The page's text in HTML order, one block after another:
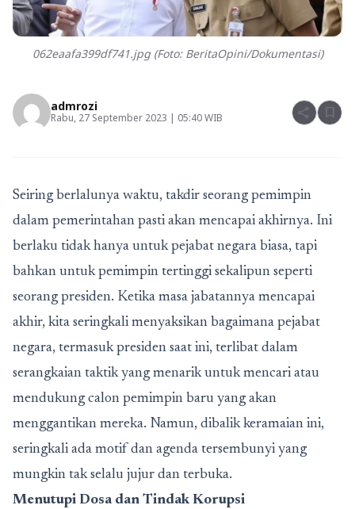
062eaafa399df741.jpg (Foto: BeritaOpini/Dokumentasi)
admrozi
Rabu, 27 September 2023 | 05:40 WIB share bookmark
Seiring berlalunya waktu, takdir seorang pemimpin
dalam pemerintahan pasti akan mencapai akhirnya. Ini
berlaku tidak hanya untuk pejabat negara biasa, tapi
bahkan untuk pemimpin tertinggi sekalipun seperti
seorang presiden. Ketika masa jabatannya mencapai
akhir, kita seringkali menyaksikan bagaimana pejabat
negara, termasuk presiden saat ini, terlibat dalam
serangkaian taktik yang menarik untuk mencari atau
mendukung calon pemimpin baru yang akan
menggantikan mereka. Namun, dibalik keramaian ini,
seringkali ada motif dan agenda tersembunyi yang
mungkin tak selalu jujur dan terbuka.
Menutupi Dosa dan Tindak Korupsi